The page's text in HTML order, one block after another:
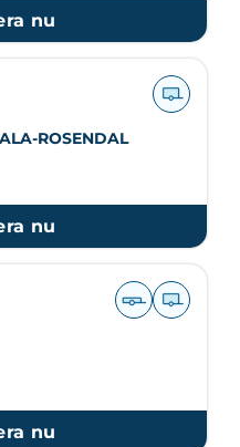
nu
ROSENDAL
nu
nu